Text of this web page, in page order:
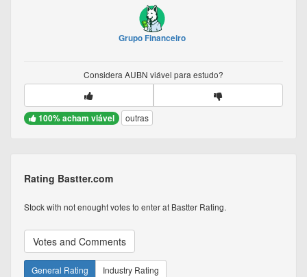
Grupo Financeiro
Considera AUBN viável para estudo?
100% acham viável outras
Rating Bastter.com
Stock with not enought votes to enter at Bastter Rating.
Votes and Comments
General Rating Industry Rating